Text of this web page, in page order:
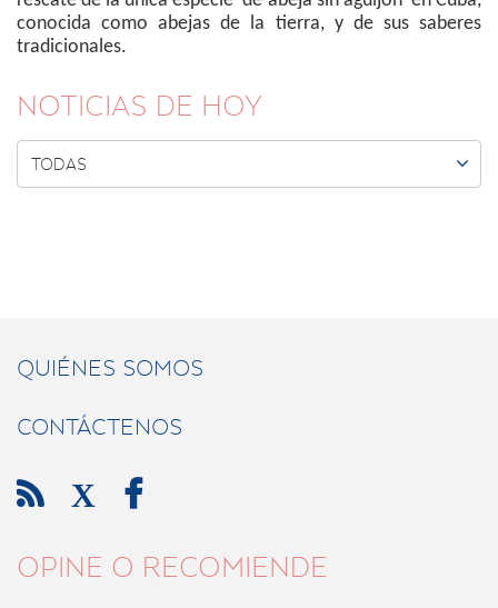
conocida como abejas de la tierra, y de sus saberes
tradicionales.
NOTICIAS DE HOY
TODAS 
QUIÉNES SOMOS
CONTÁCTENOS
 X 
OPINE O RECOMIENDE